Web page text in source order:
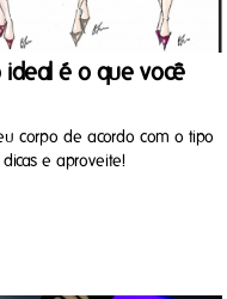
ideal é o que você
corpo de acordo com o tipo
e aproveite!